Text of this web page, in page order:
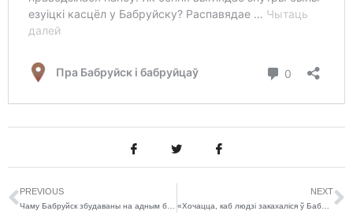
PREVIOUS
Чаму Бабруйск збудаваны на адным беразе ракі?
NEXT
«Хочацца, каб людзі закахаліся ў Бабруйск». Расказваем пра новы гарадскі падкаст